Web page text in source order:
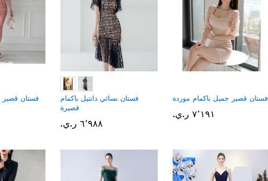
فستان قصير
فستان نسائي دانتيل باكمام
قصيرة
٦٬٩٨٨ ر.ي.‏
فستان قصير جميل باكمام موردة
٧٬١٩١ ر.ي.‏